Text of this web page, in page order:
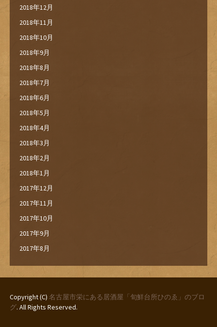
2018年12月
2018年11月
2018年10月
2018年9月
2018年8月
2018年7月
2018年6月
2018年5月
2018年4月
2018年3月
2018年2月
2018年1月
2017年12月
2017年11月
2017年10月
2017年9月
2017年8月
Copyright (C) 名古屋市栄にある居酒屋「旬鮮台所ひのゑ」のブロ
グ. All Rights Reserved.